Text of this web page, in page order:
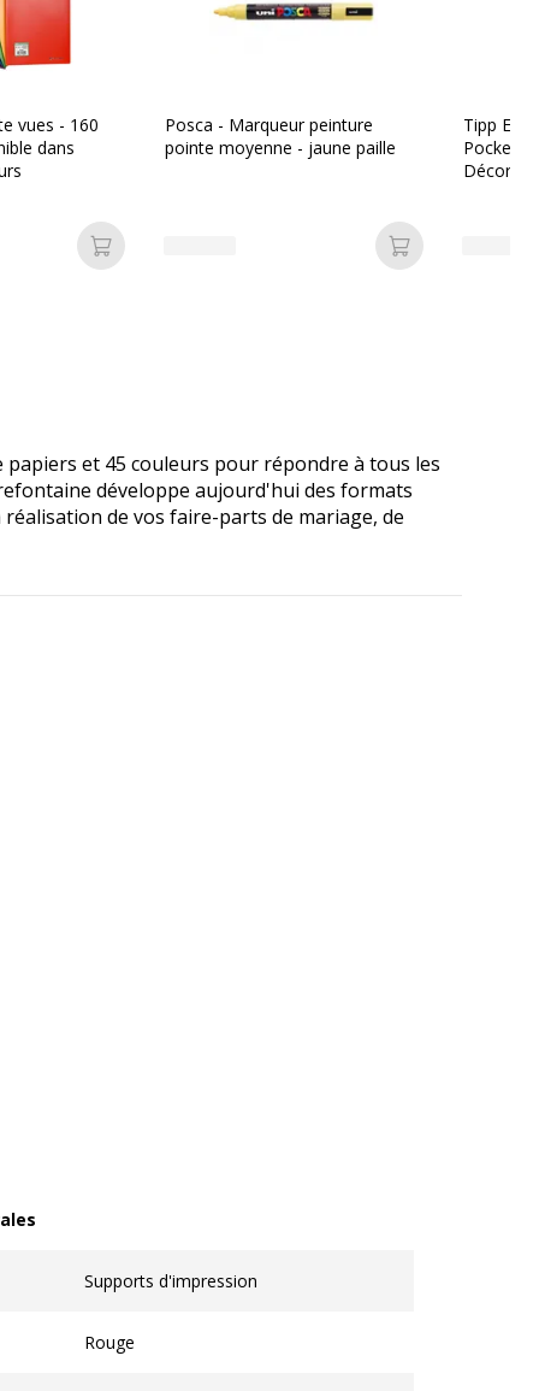
vues - 160
dans
Ajouter au panier
Posca - Marqueur peinture
pointe moyenne - jaune paille
Ajouter au
Tipp Ex -
Pocket
Décor
papiers et 45 couleurs pour répondre à tous les
développe aujourd'hui des formats
de vos faire-parts de mariage, de
Supports d'impression
Rouge